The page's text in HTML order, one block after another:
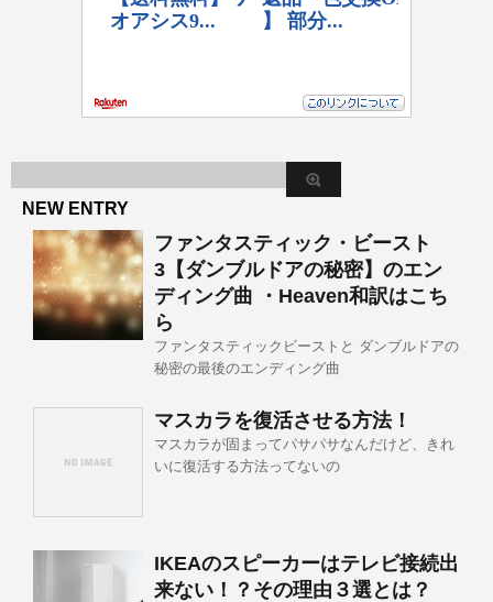
NEW ENTRY
ファンタスティック・ビースト
3【ダンブルドアの秘密】のエン
ディング曲 ・Heaven和訳はこち
ら
ファンタスティックビーストと ダンブルドアの
秘密の最後のエンディング曲
マスカラを復活させる方法！
マスカラが固まってパサパサなんだけど、きれ
いに復活する方法ってないの
IKEAのスピーカーはテレビ接続出
来ない！？その理由３選とは？